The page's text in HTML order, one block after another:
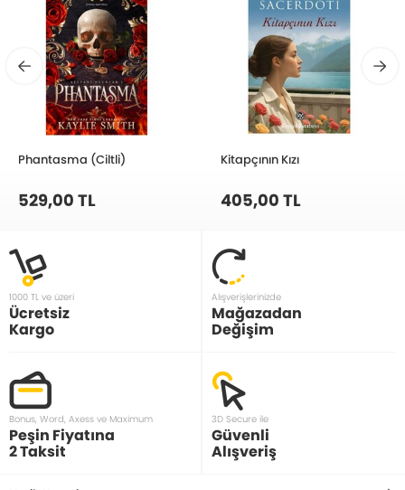
Phantasma (Ciltli)
529,00 TL
Kitapçının Kızı
405,00 TL
1000 TL ve üzeri
Ücretsiz
Kargo
Alışverişlerinizde
Mağazadan
Değişim
Bonus, Word, Axess ve Maximum
Peşin Fiyatına
2 Taksit
3D Secure ile
Güvenli
Alışveriş